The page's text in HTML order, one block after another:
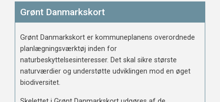
Grønt Danmarkskort
Grønt Danmarkskort er kommuneplanens overordnede
planlægningsværktøj inden for
naturbeskyttelsesinteresser. Det skal sikre største
naturværdier og understøtte udviklingen mod en øget
biodiversitet.